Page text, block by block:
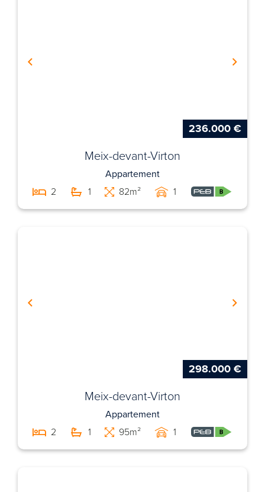
236.000 €
Meix-devant-Virton
Appartement
2
1 82m² 1
298.000 €
Meix-devant-Virton
Appartement
2
1 95m² 1